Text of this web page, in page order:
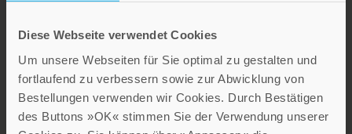
Diese Webseite verwendet Cookies
Um unsere Webseiten für Sie optimal zu gestalten und
fortlaufend zu verbessern sowie zur Abwicklung von
Bestellungen verwenden wir Cookies. Durch Bestätigen
des Buttons »OK« stimmen Sie der Verwendung unserer